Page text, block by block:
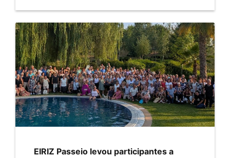
EIRIZ Passeio levou participantes a